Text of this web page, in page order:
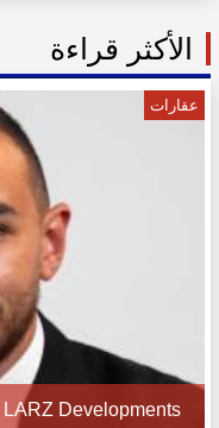
الأكثر قراءة
عقارات